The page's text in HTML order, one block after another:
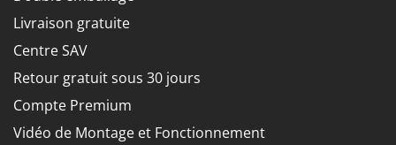
Livraison gratuite
Centre SAV
Retour gratuit sous 30 jours
Compte Premium
Vidéo de Montage et Fonctionnement